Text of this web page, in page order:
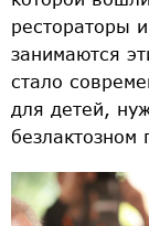
рестораторы
занимаются
стало
для детей,
безлактозном